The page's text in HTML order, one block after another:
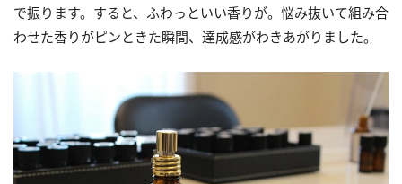
で振ります。すると、ふわっといい香りが。悩み抜いて組み合
わせた香りがピンときた瞬間、達成感がわきあがりました。